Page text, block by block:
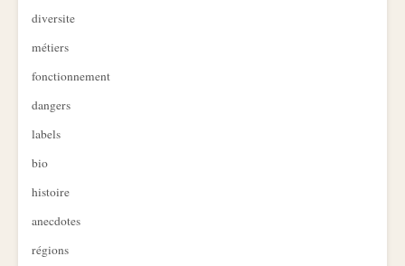
diversite
métiers
fonctionnement
dangers
labels
bio
histoire
anecdotes
régions